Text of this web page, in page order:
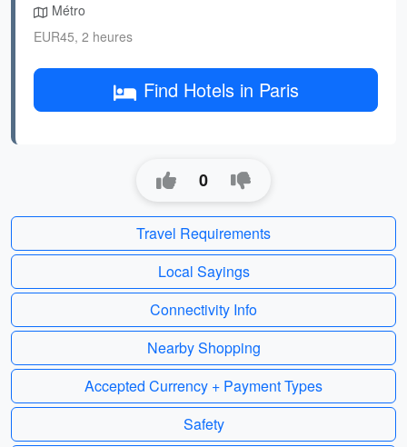
Métro
EUR45, 2 heures
Find Hotels in Paris
0
Travel Requirements
Local Sayings
Connectivity Info
Nearby Shopping
Accepted Currency + Payment Types
Safety